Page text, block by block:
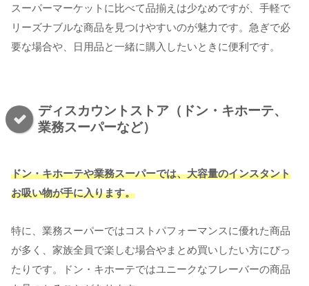
スーパーマーケットに比べて品揃えは少なめですが、手軽で
リーズナブルな商品を見つけやすいのが魅力です。急ぎで必
要な場合や、日用品と一緒に購入したいときに便利です。
ディスカウントストア（ドン・キホーテ、
業務スーパーなど）
ドン・キホーテや業務スーパーでは、大容量のインスタント
お吸い物が手に入ります。
特に、業務スーパーではコストパフォーマンスに優れた商品
が多く、家族全員で楽しむ場合やまとめ買いしたい方にぴっ
たりです。ドン・キホーテではユニークなフレーバーの商品